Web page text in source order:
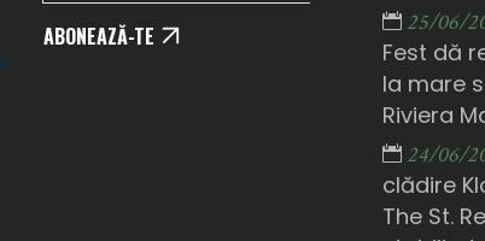
ABONEAZĂ-TE 25/06/
Fest dă
la mare
Riviera
24/06/
clădire
The St.